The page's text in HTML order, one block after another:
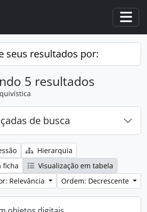
seus resultados por:
5 resultados
de busca
Hierarquia
ficha
Visualização em tabela
Relevância
Ordem: Decrescente